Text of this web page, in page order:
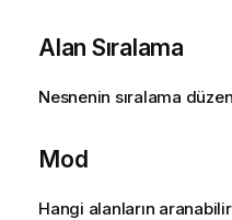
Alan Sıralama
Nesnenin sıralama
Mod
Hangi alanların